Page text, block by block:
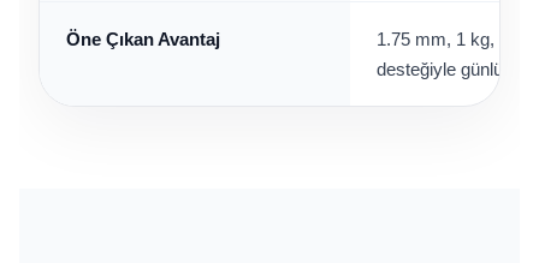
Öne Çıkan Avantaj
1.75 mm, 1 kg,
desteğiyle günlük